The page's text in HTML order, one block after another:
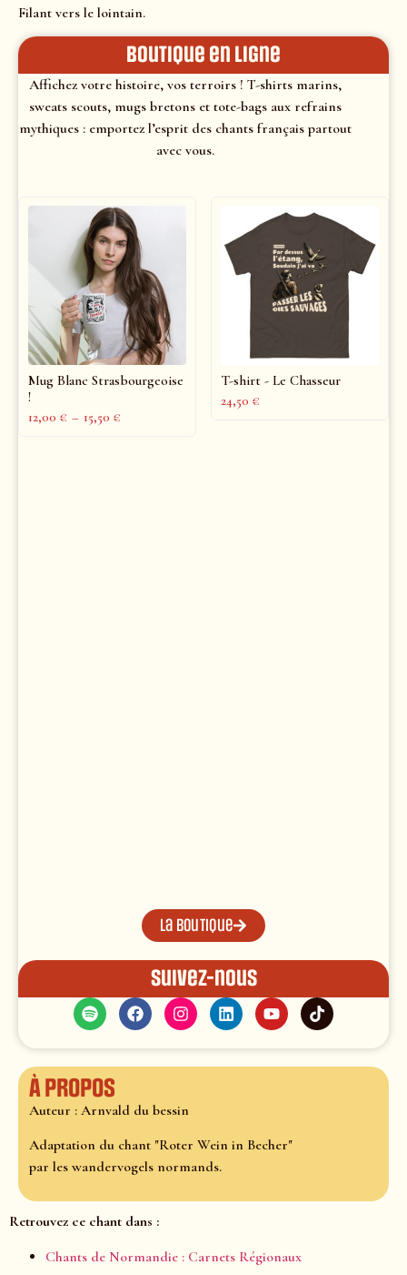
Filant vers le lointain.
Boutique en ligne
Affichez votre histoire, vos terroirs ! T-shirts marins,
sweats scouts, mugs bretons et tote-bags aux refrains
mythiques : emportez l’esprit des chants français partout
avec vous.
Mug Blanc Strasbourgeoise
!
12,00 € – 15,50 €
T-shirt - Le Chasseur
24,50 €
La boutique
Suivez-nous
À propos
Auteur : Arnvald du bessin
Adaptation du chant "Roter Wein in Becher"
par les wandervogels normands.
Retrouvez ce chant dans :
Chants de Normandie : Carnets Régionaux